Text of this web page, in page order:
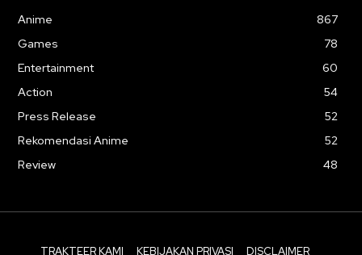
Anime
867
Games
78
Entertainment
60
Action
54
Press Release
52
Rekomendasi Anime
52
Review
48
TRAKTEER KAMI KEBIJAKAN PRIVASI DISCLAIMER